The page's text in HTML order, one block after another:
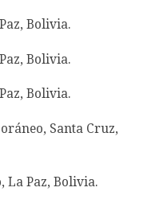
Bolivia.
Bolivia.
Bolivia.
Santa Cruz,
La Paz, Bolivia.